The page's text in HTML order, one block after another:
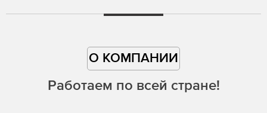
О КОМПАНИИ
Работаем по всей стране!